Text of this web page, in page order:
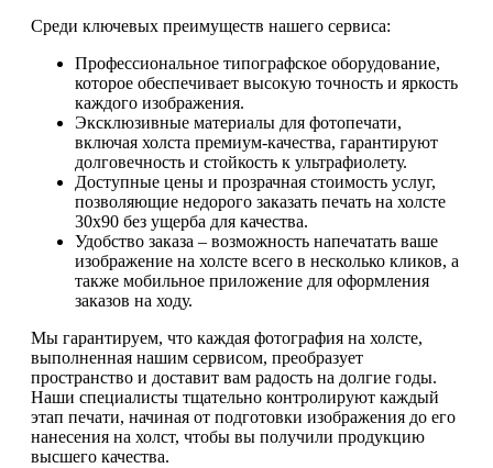
Среди ключевых преимуществ нашего сервиса:
Профессиональное типографское оборудование,
которое обеспечивает высокую точность и яркость
каждого изображения.
Эксклюзивные материалы для фотопечати,
включая холста премиум-качества, гарантируют
долговечность и стойкость к ультрафиолету.
Доступные цены и прозрачная стоимость услуг,
позволяющие недорого заказать печать на холсте
30х90 без ущерба для качества.
Удобство заказа – возможность напечатать ваше
изображение на холсте всего в несколько кликов, а
также мобильное приложение для оформления
заказов на ходу.
Мы гарантируем, что каждая фотография на холсте,
выполненная нашим сервисом, преобразует
пространство и доставит вам радость на долгие годы.
Наши специалисты тщательно контролируют каждый
этап печати, начиная от подготовки изображения до его
нанесения на холст, чтобы вы получили продукцию
высшего качества.